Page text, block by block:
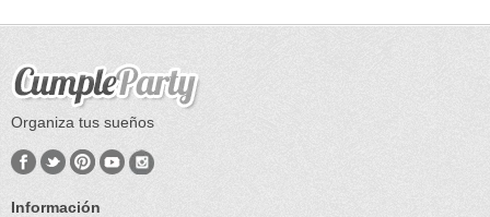
Organiza tus sueños
Información